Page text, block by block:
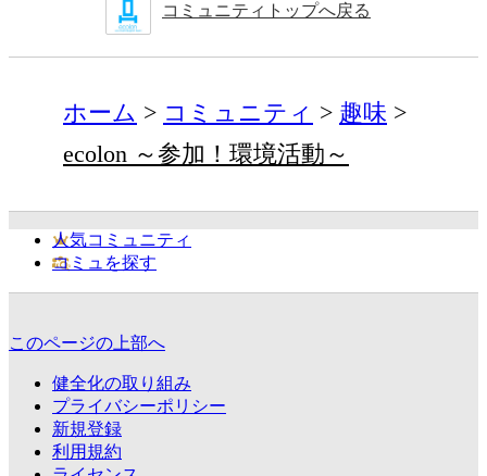
コミュニティトップへ戻る
ホーム コミュニティ
趣味
ecolon ～参加！環境活動～
人気コミュニティ
コミュを探す
このページの上部へ
健全化の取り組み
プライバシーポリシー
新規登録
利用規約